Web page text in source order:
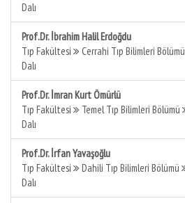
Dalı
Prof.Dr. İbrahim Halil Erdoğdu
Tıp Fakültesi
Cerrahi Tıp Bilimleri Bölümü
Dalı
Prof.Dr. İmran Kurt Ömürlü
Tıp Fakültesi
Temel Tıp Bilimleri Bölümü
Dalı
Prof.Dr. İrfan Yavaşoğlu
Tıp Fakültesi
Dahili Tıp Bilimleri Bölümü
Dalı